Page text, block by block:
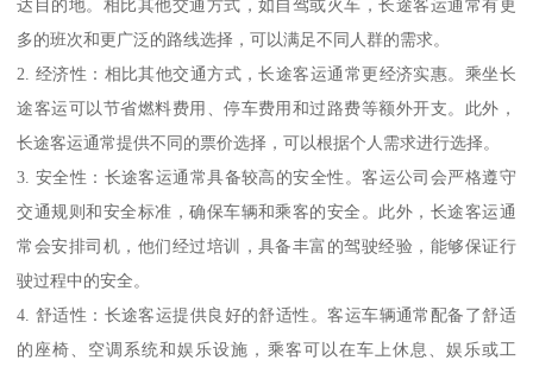
达目的地。相比其他交通方式，如自驾或火车，长途客运通常有更
多的班次和更广泛的路线选择，可以满足不同人群的需求。
2. 经济性：相比其他交通方式，长途客运通常更经济实惠。乘坐长
途客运可以节省燃料费用、停车费用和过路费等额外开支。此外，
长途客运通常提供不同的票价选择，可以根据个人需求进行选择。
3. 安全性：长途客运通常具备较高的安全性。客运公司会严格遵守
交通规则和安全标准，确保车辆和乘客的安全。此外，长途客运通
常会安排司机，他们经过培训，具备丰富的驾驶经验，能够保证行
驶过程中的安全。
4. 舒适性：长途客运提供良好的舒适性。客运车辆通常配备了舒适
的座椅、空调系统和娱乐设施，乘客可以在车上休息、娱乐或工